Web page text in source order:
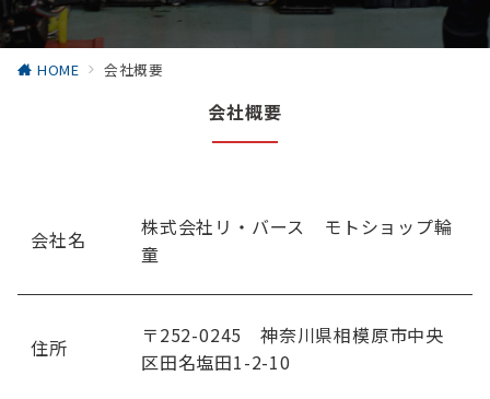
HOME 会社概要
会社概要
会社名
株式会社リ・バース モトショップ輪
童
住所
〒252-0245 神奈川県相模原市中央
区田名塩田1-2-10